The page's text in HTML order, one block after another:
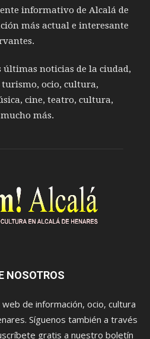
informativo de Alcalá de
más actual e interesante
últimas noticias de la ciudad,
turismo, ocio, cultura,
cine, teatro, cultura,
más.
NOSOTROS
de información, ocio, cultura
Síguenos también a través
gratis a nuestro boletín